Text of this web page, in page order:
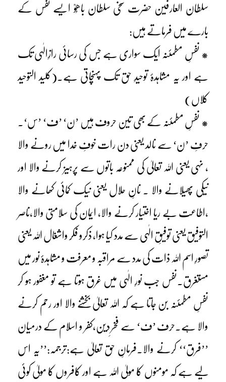
سلطان العارفین حضرت سخی سلطان باھُوؒ ایسے نفس کے
بارے میں فرماتے ہیں:
* نفسِ مطمئنہ ایک سواری ہے جس کی رسائی رازِالٰہی تک
ہے اور یہ مشاہدۂ توحیدِ حق تک پہنچاتی ہے۔(کلید التوحید
کلاں)
* نفسِ مطمئنہ کے بھی تین حروف ہیں ’ن‘ ’ف‘ ’س‘۔
حرفِ ’ن‘ سے نالد یعنی دن رات خوفِ خدا میں رونے والا
، نہی یعنی اللہ تعالیٰ کی ممنوعہ باتوں سے پرہیز کرنے والا اور
نیکی پھیلانے والا ۔ نانِ حلال یعنی نیک کمائی کھانے والا
،اطاعت بے ریا اختیار کرنے والا، ایمان کی سلامتی والا،ناصر
التوفیق یعنی توفیقِ الٰہی سے مدد کیا ہوا، ذکرو فکر واشغال اللہ یعنی
تصورِ اسم اللہ ذات کی مدد سے مراقبہ و معرفت و مشاہدۂ نور میں
مستغرق۔نفس جب نورِ الٰہی میں غرق ہوتا ہے تو مغفور ہو کر
نفسِ مطمئنہ بن جاتا ہے کہ اللہ تعالیٰ بخشنے والا اور رحم کرنے
والا ہے۔حرف ’ف‘ سے فخرِ دین،کفر و اسلام کے درمیان
’’فرق‘‘ کرنے والا۔فرمانِ حق تعالیٰ ہے:ترجمہ:’’یہ اس
لیے ہے کہ مومنوں کا مولیٰ اللہ ہے اور کافروں کا مولیٰ کوئی